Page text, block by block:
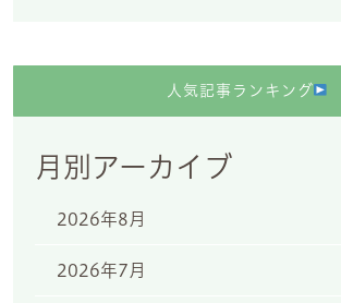
人気記事ランキング
月別アーカイブ
2026年8月
2026年7月